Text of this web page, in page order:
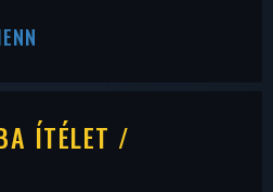
ÍTÉLET /